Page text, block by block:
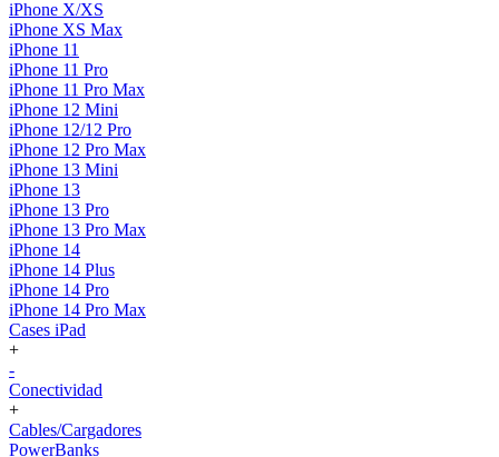
iPhone X/XS
iPhone XS Max
iPhone 11
iPhone 11 Pro
iPhone 11 Pro Max
iPhone 12 Mini
iPhone 12/12 Pro
iPhone 12 Pro Max
iPhone 13 Mini
iPhone 13
iPhone 13 Pro
iPhone 13 Pro Max
iPhone 14
iPhone 14 Plus
iPhone 14 Pro
iPhone 14 Pro Max
Cases iPad
+
-
Conectividad
+
Cables/Cargadores
PowerBanks